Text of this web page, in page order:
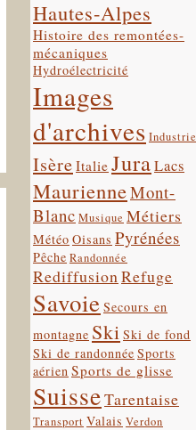
Hautes-Alpes
Histoire des remontées-
mécaniques
Hydroélectricité
Images
d'archives Industrie
Isère Italie JuraLacs
MaurienneMont-
Blanc Musique Métiers
Météo Oisans Pyrénées
Pêche Randonnée
RediffusionRefuge
Savoie Secours en
montagne Ski Ski de fond
Ski de randonnée Sports
aérien Sports de glisse
SuisseTarentaise
Transport Valais Verdon